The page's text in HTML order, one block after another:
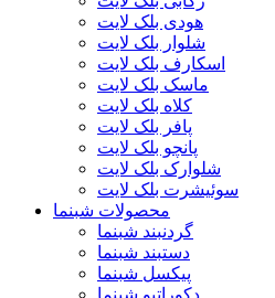
هودی بلک لایت
شلوار بلک لایت
اسکارف بلک لایت
ماسک بلک لایت
کلاه بلک لایت
پافر بلک لایت
پانچو بلک لایت
شلوارک بلک لایت
سوئیشرت بلک لایت
محصولات شبنما
گردنبند شبنما
دستبند شبنما
پیکسل شبنما